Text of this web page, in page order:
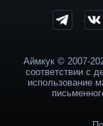
Аймкук © 2007-
соответствии с
использование